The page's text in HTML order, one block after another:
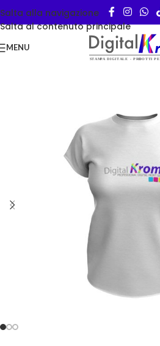
Salta alla navigazione
Salta al contenuto principale
MENU